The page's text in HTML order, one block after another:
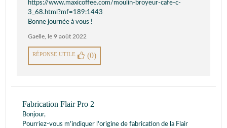
https://www.maxicoffee.com/moulin-broyeur-cafe-c-
3_68.html?mf=189:1443
Bonne journée à vous !
Gaelle le 9 août 2022
RÉPONSE UTILE (0)
Fabrication Flair Pro 2
Bonjour,
Pourriez-vous m'indiquer l'origine de fabrication de la Flair